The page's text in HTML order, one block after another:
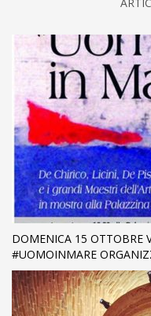
DOMENICA 15 OTTOBRE
#UOMOINMARE